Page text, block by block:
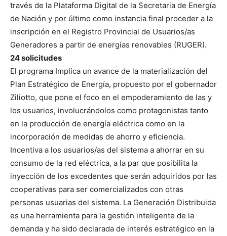
través de la Plataforma Digital de la Secretaria de Energía
de Nación y por último como instancia final proceder a la
inscripción en el Registro Provincial de Usuarios/as
Generadores a partir de energías renovables (RUGER).
24 solicitudes
El programa Implica un avance de la materialización del
Plan Estratégico de Energía, propuesto por el gobernador
Ziliotto, que pone el foco en el empoderamiento de las y
los usuarios, involucrándolos como protagonistas tanto
en la producción de energía eléctrica como en la
incorporación de medidas de ahorro y eficiencia.
Incentiva a los usuarios/as del sistema a ahorrar en su
consumo de la red eléctrica, a la par que posibilita la
inyección de los excedentes que serán adquiridos por las
cooperativas para ser comercializados con otras
personas usuarias del sistema. La Generación Distribuida
es una herramienta para la gestión inteligente de la
demanda y ha sido declarada de interés estratégico en la